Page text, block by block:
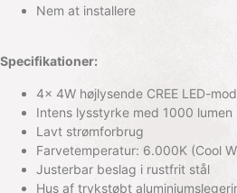
Nem at installere
Specifikationer:
4x 4W højlysende CREE LED-
Intens lysstyrke med 1000 lumen
Lavt strømforbrug
Farvetemperatur: 6.000K (Cool
Justerbar beslag i rustfrit stål
Hus af trykstøbt